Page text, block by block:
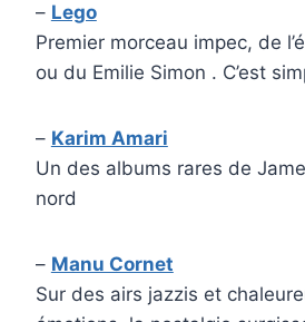
– Lego
Premier morceau impec, de
ou du Emilie Simon . C’est
– Karim Amari
Un des albums rares de
nord
– Manu Cornet
Sur des airs jazzis et